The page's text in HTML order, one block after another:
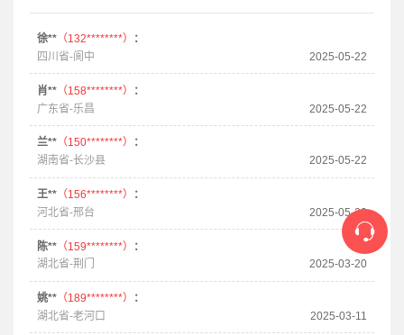
徐**（132********）
：
四川省-阆中
2025-05-22
肖**（158********）
：
广东省-乐昌
2025-05-22
兰**（150********）
：
湖南省-长沙县
2025-05-22
王**（156********）
：
河北省-邢台
2025-05-22
陈**（159********）
：
湖北省-荆门
2025-03-20
姚**（189********）
：
湖北省-老河口
2025-03-11